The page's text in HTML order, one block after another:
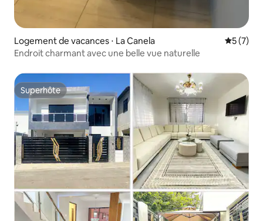
Logement de vacances ⋅ La Canela
5 (7)
Endroit charmant avec une belle vue naturelle
Superhôte
Superhôte